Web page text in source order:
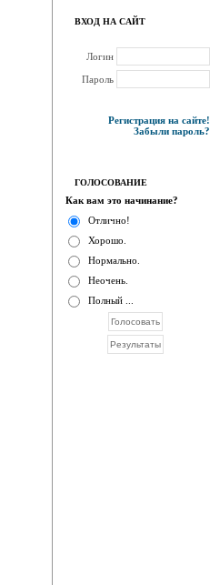
ВХОД НА САЙТ
Логин
Пароль
Регистрация на сайте!
Забыли пароль?
ГОЛОСОВАНИЕ
Как вам это начинание?
Отлично!
Хорошо.
Нормально.
Неочень.
Полный ...